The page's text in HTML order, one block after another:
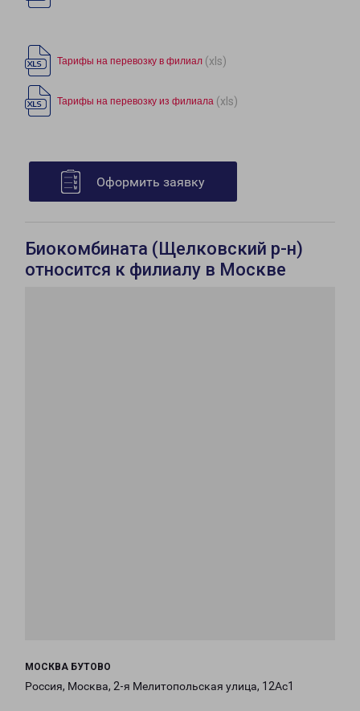
Тарифы на перевозку в филиал (xls)
Тарифы на перевозку из филиала (xls)
Оформить заявку
Биокомбината (Щелковский р-н)
относится к филиалу в Москве
МОСКВА БУТОВО
Россия, Москва, 2-я Мелитопольская улица, 12Ас1